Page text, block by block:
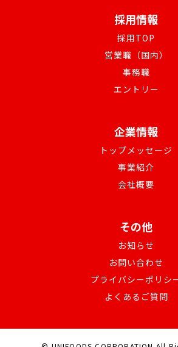
採用情報
採用TOP
営業職（国内）
事務職
エントリー
企業情報
トップメッセージ
事業紹介
会社概要
その他
お知らせ
お問い合わせ
プライバシーポリシ
よくあるご質問